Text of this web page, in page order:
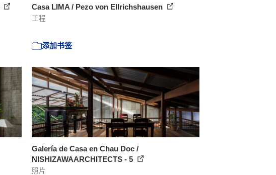
Casa LIMA / Pezo von Ellrichshausen
工程
添加书签
Galería de Casa en Chau Doc /
NISHIZAWAARCHITECTS - 5
照片